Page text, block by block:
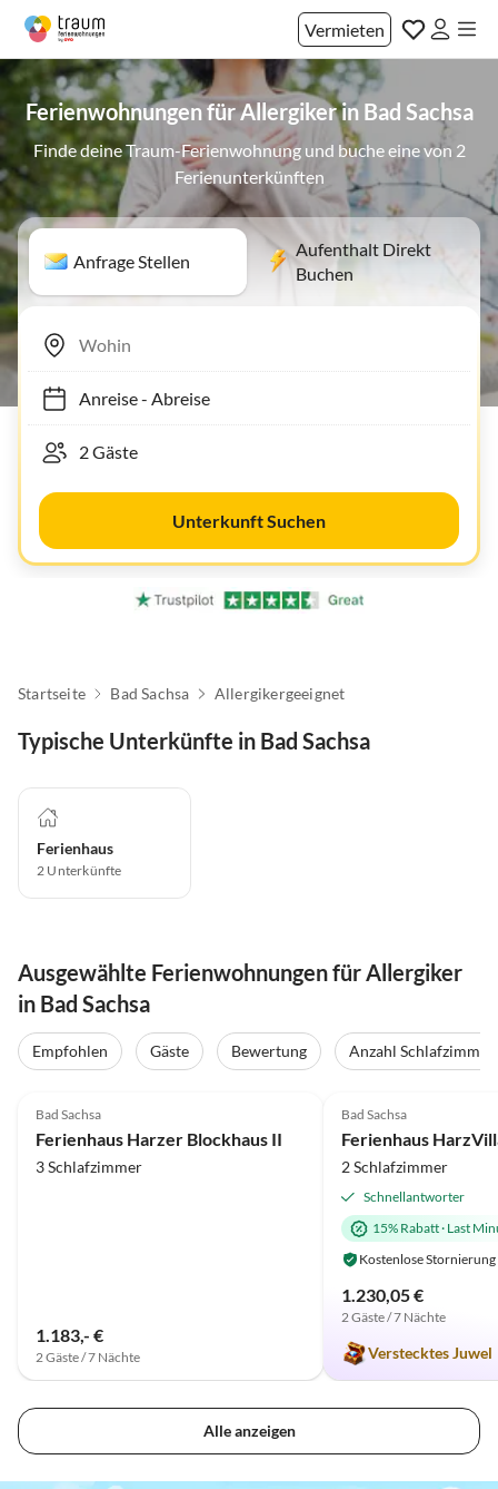
Vermieten
Ferienwohnungen für Allergiker in Bad Sachsa
Finde deine Traum-Ferienwohnung und buche eine von 2
Ferienunterkünften
Anfrage Stellen
Aufenthalt Direkt
Buchen
Anreise- Abreise
Unterkunft Suchen
Startseite Bad Sachsa Allergikergeeignet
Typische Unterkünfte in Bad Sachsa
Ferienhaus
2 Unterkünfte
Ausgewählte Ferienwohnungen für Allergiker
in Bad Sachsa
Empfohlen Gäste Bewertung Anzahl Schlafzimmer
Bad Sachsa
Ferienhaus Harzer Blockhaus II
3 Schlafzimmer
1.183,- €
2 Gäste / 7 Nächte
Bad Sachsa
Ferienhaus
2 Schlafzimmer
Schnellantworter
15% Rabatt· Last
Kostenlose Stornierung
1.230,05 €
2 Gäste / 7 Nächte
Verstecktes Juwel
Alle anzeigen